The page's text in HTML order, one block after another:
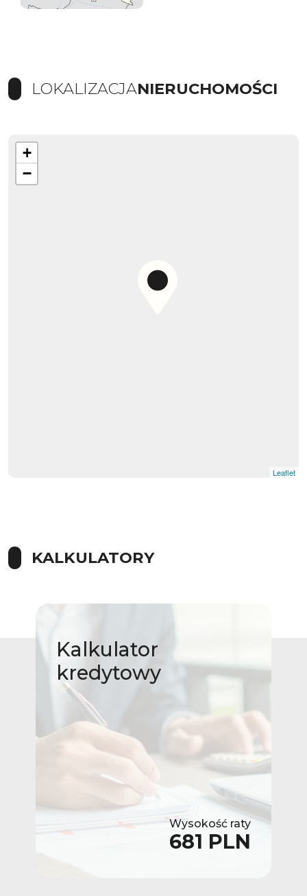
LOKALIZACJANIERUCHOMOŚCI
+
−
© OpenStreetMap contributors
KALKULATORY
Kalkulator
kredytowy
Wysokość raty
681 PLN